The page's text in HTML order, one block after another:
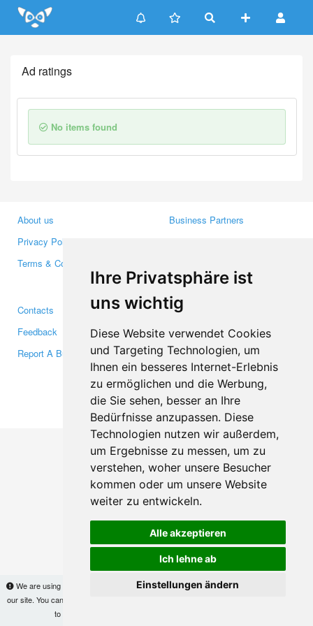
Ihre Privatsphäre ist
uns wichtig
Diese Website verwendet Cookies
und Targeting Technologien, um
Ihnen ein besseres Internet-Erlebnis
zu ermöglichen und die Werbung,
die Sie sehen, besser an Ihre
Bedürfnisse anzupassen. Diese
Technologien nutzen wir außerdem,
um Ergebnisse zu messen, um zu
verstehen, woher unsere Besucher
kommen oder um unsere Website
weiter zu entwickeln.
Alle akzeptieren
Ich lehne ab
Einstellungen ändern
Update cookies preferences
We are using cookies to provide statistics that help us give you the best experience of
our site. You can find out more
to use the site without changes, you are agreeing to it.
Ad ratings
No items found
About us
Privacy Policy
Terms & Conditions
Business Partners
Media
Contacts
Feedback
Report A Bug
Facebook
Twitter
YouTube
Google+
Makis© Copyright 2026